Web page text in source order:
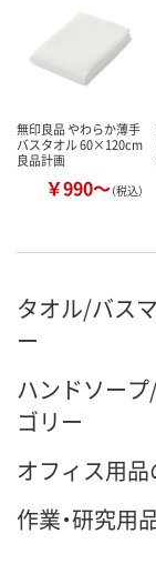
無印良品 やわらか薄手
バスタオル 60×120cm
良品計画
￥990～（税込）
タオル/バス
ー
ハンドソー
ゴリー
オフィス用
作業・研究用